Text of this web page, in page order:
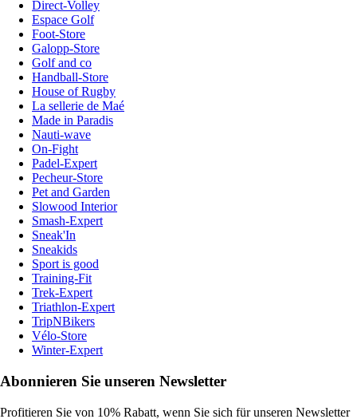
Direct-Volley
Espace Golf
Foot-Store
Galopp-Store
Golf and co
Handball-Store
House of Rugby
La sellerie de Maé
Made in Paradis
Nauti-wave
On-Fight
Padel-Expert
Pecheur-Store
Pet and Garden
Slowood Interior
Smash-Expert
Sneak'In
Sneakids
Sport is good
Training-Fit
Trek-Expert
Triathlon-Expert
TripNBikers
Vélo-Store
Winter-Expert
Abonnieren Sie unseren Newsletter
Profitieren Sie von 10% Rabatt, wenn Sie sich für unseren Newsletter